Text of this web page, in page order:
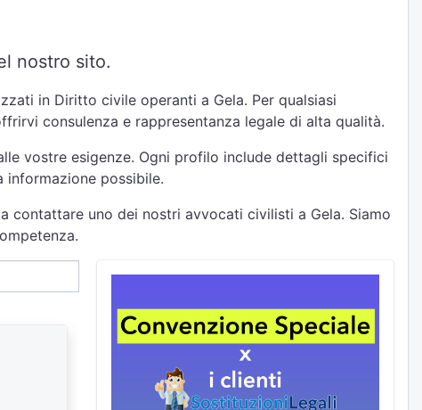
nostro sito.
in Diritto civile operanti a Gela. Per qualsiasi
consulenza e rappresentanza legale di alta qualità.
vostre esigenze. Ogni profilo include dettagli specifici
informazione possibile.
contattare uno dei nostri avvocati civilisti a Gela. Siamo